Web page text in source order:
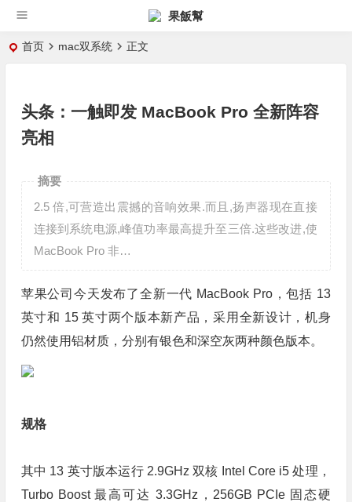
果飯幫
首页 mac双系统 正文
头条：一触即发 MacBook Pro 全新阵容
亮相
摘要
2.5 倍,可营造出震撼的音响效果.而且,扬声器现在直接
连接到系统电源,峰值功率最高提升至三倍.这些改进,使
MacBook Pro 非…
苹果公司今天发布了全新一代 MacBook Pro，包括 13
英寸和 15 英寸两个版本新产品，采用全新设计，机身
仍然使用铝材质，分别有银色和深空灰两种颜色版本。
规格
其中 13 英寸版本运行 2.9GHz 双核 Intel Core i5 处理，
Turbo Boost 最高可达 3.3GHz，256GB PCIe 固态硬